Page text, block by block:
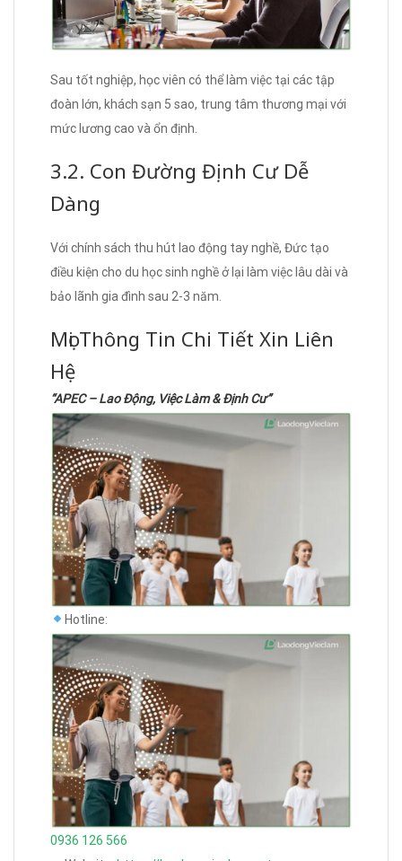
Sau tốt nghiệp, học viên có thể làm việc tại các tập
đoàn lớn, khách sạn 5 sao, trung tâm thương mại với
mức lương cao và ổn định.
3.2. Con Đường Định Cư Dễ
Dàng
Với chính sách thu hút lao động tay nghề, Đức tạo
điều kiện cho du học sinh nghề ở lại làm việc lâu dài và
bảo lãnh gia đình sau 2-3 năm.
Mọi Thông Tin Chi Tiết Xin Liên
Hệ
“APEC – Lao Động, Việc Làm & Định Cư”
Hotline:
0936 126 566